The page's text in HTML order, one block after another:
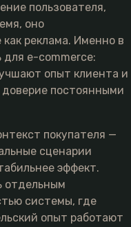
пользователя,
оно
реклама. Именно в
для e-commerce:
опыт клиента и
постоянными
покупателя —
сценарии
эффект.
отдельным
системы, где
опыт работают